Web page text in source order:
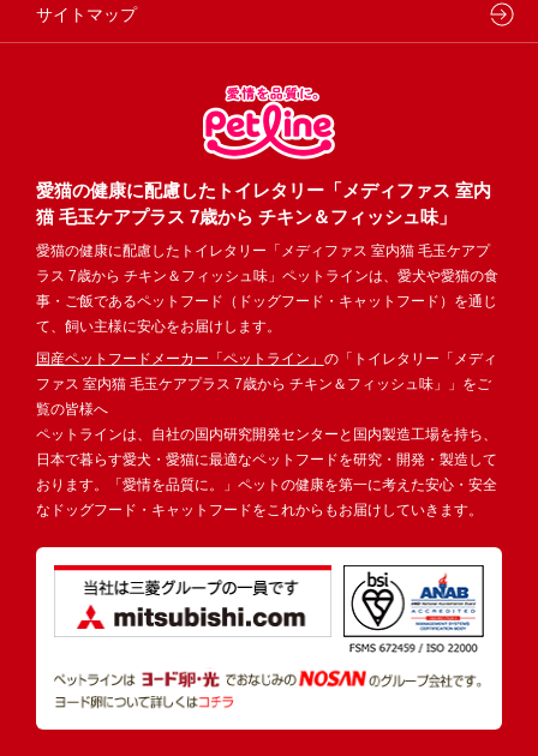
愛猫の健康に配慮したトイレタリー「メディファス 室内
猫 毛玉ケアプラス 7歳から チキン＆フィッシュ味」
愛猫の健康に配慮したトイレタリー「メディファス 室内猫 毛玉ケアプ
ラス 7歳から チキン＆フィッシュ味」ペットラインは、愛犬や愛猫の食
事・ご飯であるペットフード（ドッグフード・キャットフード）を通じ
て、飼い主様に安心をお届けします。
国産ペットフードメーカー「ペットライン」 の「トイレタリー「メディ
ファス 室内猫 毛玉ケアプラス 7歳から チキン＆フィッシュ味」」をご
覧の皆様へ
ペットラインは、自社の国内研究開発センターと国内製造工場を持ち、
日本で暮らす愛犬・愛猫に最適なペットフードを研究・開発・製造して
おります。「愛情を品質に。」ペットの健康を第一に考えた安心・安全
なドッグフード・キャットフードをこれからもお届けしていきます。
サイトマップ